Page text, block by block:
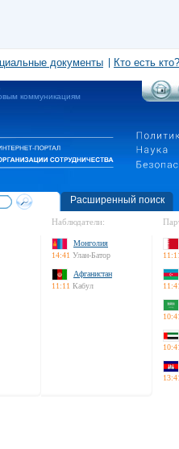
документы Кто есть кто?
коммуникациям
Расширенный поиск
Наблюдатели:
Монголия
14:41 Улан-Батор
Афганистан
11:11 Кабул